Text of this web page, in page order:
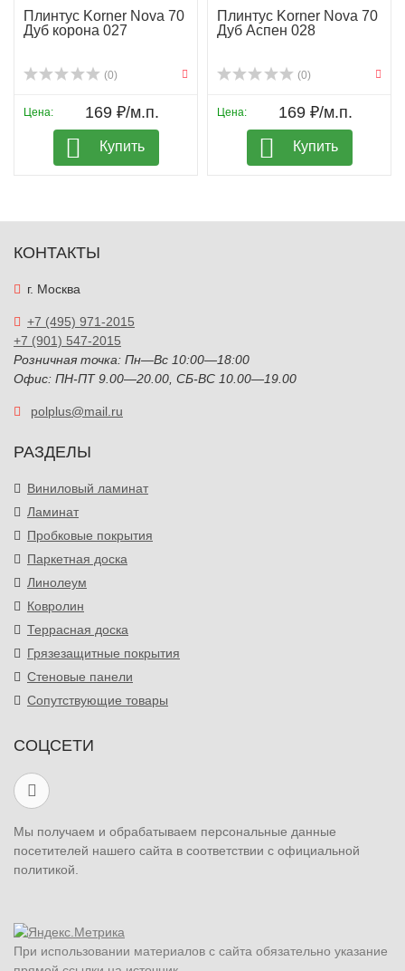
Плинтус Korner Nova 70
Дуб корона 027
(0)
Цена: 169 ₽/м.п.
Купить
Плинтус Korner Nova 70
Дуб Аспен 028
(0)
Цена: 169 ₽/м.п.
Купить
КОНТАКТЫ
г. Москва
+7 (495) 971-2015
+7 (901) 547-2015
Розничная точка: Пн—Вс 10:00—18:00
Офис: ПН-ПТ 9.00—20.00, СБ-ВС 10.00—19.00
polplus@mail.ru
РАЗДЕЛЫ
Виниловый ламинат
Ламинат
Пробковые покрытия
Паркетная доска
Линолеум
Ковролин
Террасная доска
Грязезащитные покрытия
Стеновые панели
Сопутствующие товары
СОЦСЕТИ
Мы получаем и обрабатываем персональные данные
посетителей нашего сайта в соответствии с официальной
политикой.
При использовании материалов с сайта обязательно указание